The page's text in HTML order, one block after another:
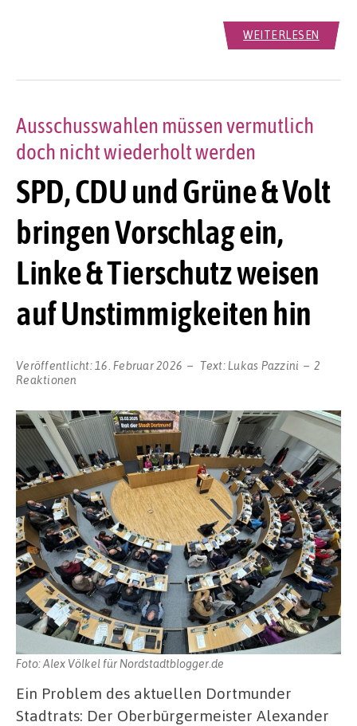
WEITERLESEN
SPD, CDU und Grüne & Volt
bringen Vorschlag ein,
Linke & Tierschutz weisen
auf Unstimmigkeiten hin
Ausschusswahlen müssen vermutlich
doch nicht wiederholt werden
Veröffentlicht: 16. Februar 2026 Text:Lukas Pazzini
2
Reaktionen
Foto: Alex Völkel für Nordstadtblogger.de
Ein Problem des aktuellen Dortmunder
Stadtrats: Der Oberbürgermeister Alexander